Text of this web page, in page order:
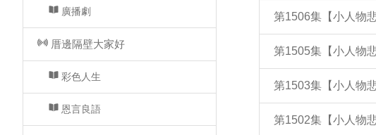
廣播劇
厝邊隔壁大家好
彩色人生
恩言良語
第1506集【小人物
第1505集【小人物
第1503集【小人物
第1502集【小人物